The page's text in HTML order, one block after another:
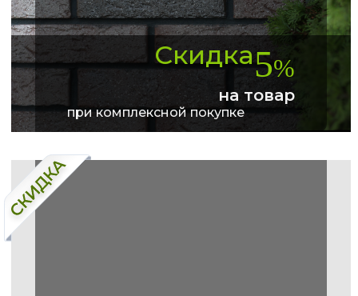
Скидка5%
на товар
при комплексной покупке